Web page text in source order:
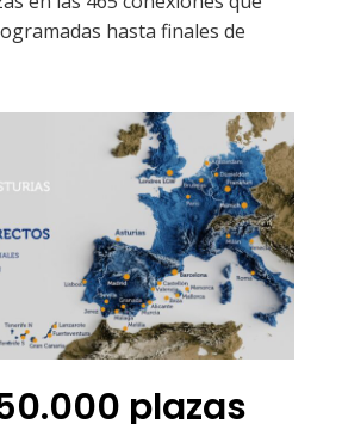
hasta finales de
plazas